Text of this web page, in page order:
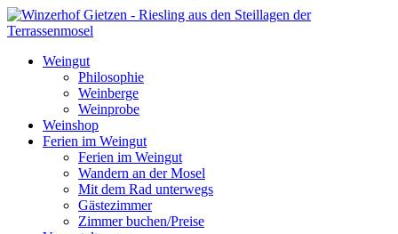
Weingut
Philosophie
Weinberge
Weinprobe
Weinshop
Ferien im Weingut
Ferien im Weingut
Wandern an der Mosel
Mit dem Rad unterwegs
Gästezimmer
Zimmer buchen/Preise